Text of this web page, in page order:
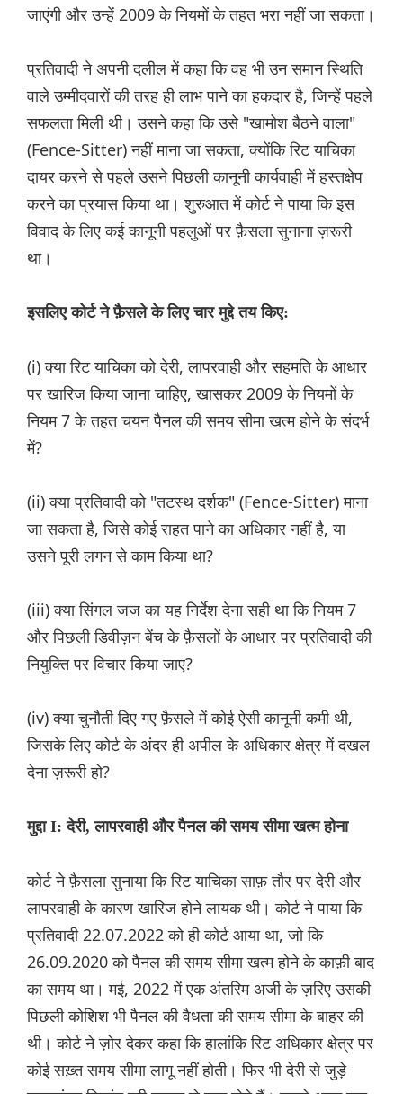
जाएंगी और उन्हें 2009 के नियमों के तहत भरा नहीं जा सकता।
प्रतिवादी ने अपनी दलील में कहा कि वह भी उन समान स्थिति
वाले उम्मीदवारों की तरह ही लाभ पाने का हकदार है, जिन्हें पहले
सफलता मिली थी। उसने कहा कि उसे "खामोश बैठने वाला"
(Fence-Sitter) नहीं माना जा सकता, क्योंकि रिट याचिका
दायर करने से पहले उसने पिछली कानूनी कार्यवाही में हस्तक्षेप
करने का प्रयास किया था। शुरुआत में कोर्ट ने पाया कि इस
विवाद के लिए कई कानूनी पहलुओं पर फ़ैसला सुनाना ज़रूरी
था।
इसलिए कोर्ट ने फ़ैसले के लिए चार मुद्दे तय किए:
(i) क्या रिट याचिका को देरी, लापरवाही और सहमति के आधार
पर खारिज किया जाना चाहिए, खासकर 2009 के नियमों के
नियम 7 के तहत चयन पैनल की समय सीमा खत्म होने के संदर्भ
में?
(ii) क्या प्रतिवादी को "तटस्थ दर्शक" (Fence-Sitter) माना
जा सकता है, जिसे कोई राहत पाने का अधिकार नहीं है, या
उसने पूरी लगन से काम किया था?
(iii) क्या सिंगल जज का यह निर्देश देना सही था कि नियम 7
और पिछली डिवीज़न बेंच के फ़ैसलों के आधार पर प्रतिवादी की
नियुक्ति पर विचार किया जाए?
(iv) क्या चुनौती दिए गए फ़ैसले में कोई ऐसी कानूनी कमी थी,
जिसके लिए कोर्ट के अंदर ही अपील के अधिकार क्षेत्र में दखल
देना ज़रूरी हो?
मुद्दा I: देरी, लापरवाही और पैनल की समय सीमा खत्म होना
कोर्ट ने फ़ैसला सुनाया कि रिट याचिका साफ़ तौर पर देरी और
लापरवाही के कारण खारिज होने लायक थी। कोर्ट ने पाया कि
प्रतिवादी 22.07.2022 को ही कोर्ट आया था, जो कि
26.09.2020 को पैनल की समय सीमा खत्म होने के काफ़ी बाद
का समय था। मई, 2022 में एक अंतरिम अर्जी के ज़रिए उसकी
पिछली कोशिश भी पैनल की वैधता की समय सीमा के बाहर की
थी। कोर्ट ने ज़ोर देकर कहा कि हालांकि रिट अधिकार क्षेत्र पर
कोई सख़्त समय सीमा लागू नहीं होती। फिर भी देरी से जुड़े